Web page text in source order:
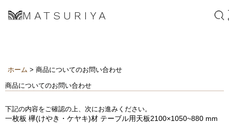
MATSURIYA
ホーム > 商品についてのお問い合わせ
商品についてのお問い合わせ
下記の内容をご確認の上、次にお進みください。
一枚板 欅(けやき・ケヤキ)材 テーブル用天板2100×1050~880 mm